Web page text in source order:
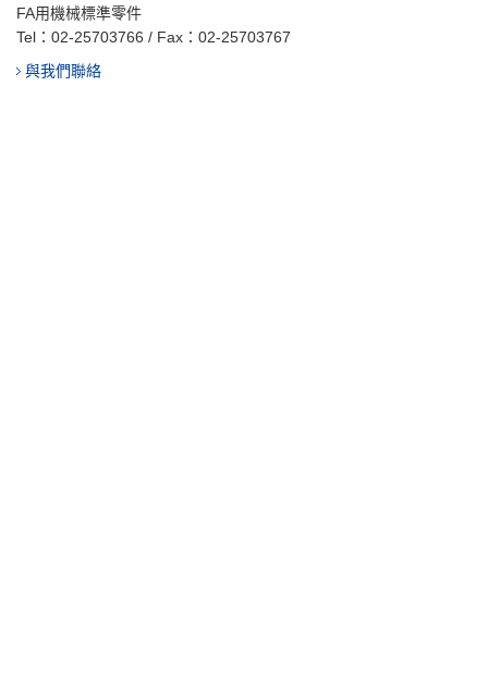
FA用機械標準零件
Tel： 02-25703766 / Fax：02-25703767
與我們聯絡